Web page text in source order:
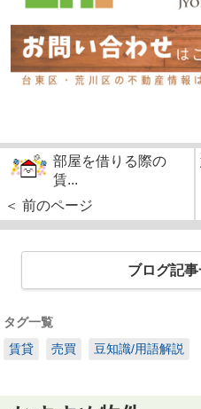
部屋を借りる際の
賃...
＜ 前のページ
ブログ記
タグ一覧
賃貸
売買 豆知識/用語解説